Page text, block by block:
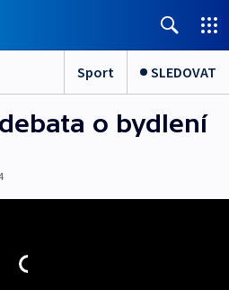
Sport SLEDOVAT
o bydlení